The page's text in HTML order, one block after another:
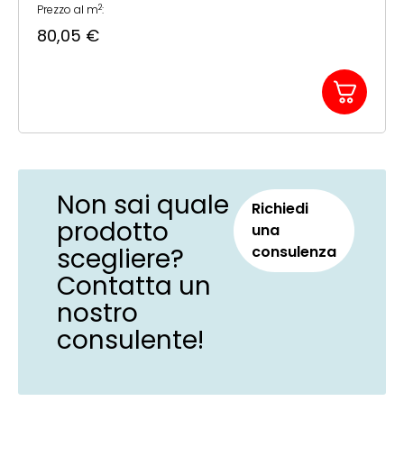
Prezzo al m2:
80,05 €
Non sai quale
prodotto
scegliere?
Contatta un
nostro
consulente!
Richiedi
una
consulenza